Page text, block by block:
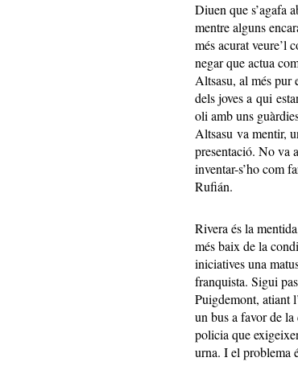
Diuen que s’agafa
mentre alguns
més acurat veure’l
negar que actua
Altsasu, al més pur
dels joves a qui
oli amb uns
Altsasu va mentir,
presentació. No va
inventar-s’ho com
Rufián.
Rivera és la
més baix de la
iniciatives una
franquista. Sigui
Puigdemont, atiant
un bus a favor de la
policia que
urna. I el problema